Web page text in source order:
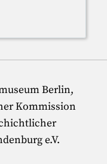
Berlin,
Kommission
e.V.